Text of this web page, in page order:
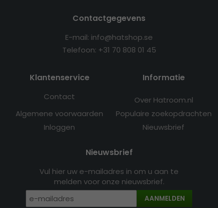
Contactgegevens
E-mail: info@hatshop.se
Telefoon: +31 70 808 01 45
Klantenservice
Contact
Algemene voorwaarden
Inloggen
Informatie
Over Hatroom.nl
Populaire zoekopdrachten
Nieuwsbrief
Nieuwsbrief
Vul hier uw e-mailadres in om u aan te
melden voor onze nieuwsbrief.
AANMELDEN